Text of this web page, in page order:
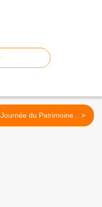
Journée du Patrimoine... >